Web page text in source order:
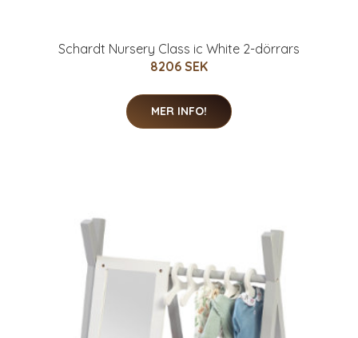
Schardt Nursery Class ic White 2-dörrars
8206 SEK
MER INFO!